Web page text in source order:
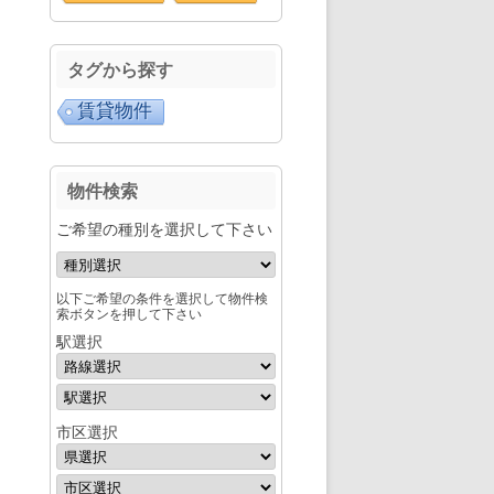
タグから探す
賃貸物件
物件検索
ご希望の種別を選択して下さい
以下ご希望の条件を選択して物件検
索ボタンを押して下さい
駅選択
市区選択